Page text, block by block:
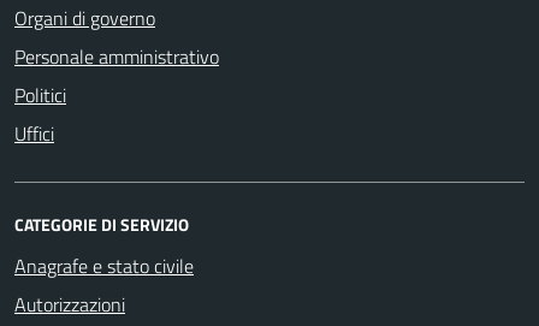
Organi di governo
Personale amministrativo
Politici
Uffici
CATEGORIE DI SERVIZIO
Anagrafe e stato civile
Autorizzazioni